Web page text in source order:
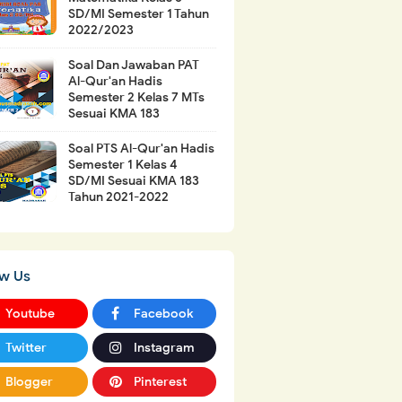
SD/MI Semester 1 Tahun
2022/2023
Soal Dan Jawaban PAT
Al-Qur'an Hadis
Semester 2 Kelas 7 MTs
Sesuai KMA 183
Soal PTS Al-Qur'an Hadis
Semester 1 Kelas 4
SD/MI Sesuai KMA 183
Tahun 2021-2022
Us
Youtube Facebook
Twitter Instagram
Blogger Pinterest